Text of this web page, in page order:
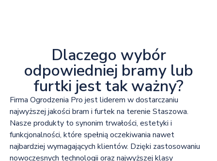
Dlaczego wybór
odpowiedniej bramy lub
furtki jest tak ważny?
Firma Ogrodzenia Pro jest liderem w dostarczaniu
najwyższej jakości bram i furtek na terenie Staszowa.
Nasze produkty to synonim trwałości, estetyki i
funkcjonalności, które spełnią oczekiwania nawet
najbardziej wymagających klientów. Dzięki zastosowaniu
nowoczesnych technologii oraz najwyższej klasy